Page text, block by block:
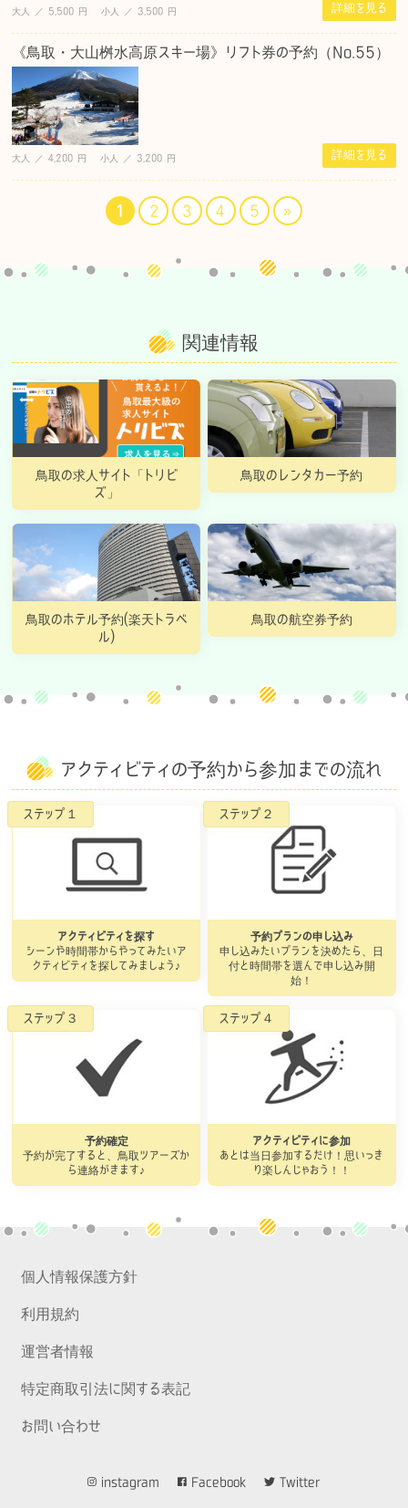
大人 ／ 5,500 円 小人 ／ 3,500 円 詳細を見る
《鳥取・大山桝水高原スキー場》リフト券の予約（No.55）
大人 ／ 4,200 円 小人 ／ 3,200 円 詳細を見る
1 2 3 4 5 »
関連情報
鳥取の求人サイト「トリビ
ズ」
鳥取のレンタカー予約
鳥取のホテル予約(楽天トラベ
ル)
鳥取の航空券予約
アクティビティの予約から参加までの流れ
アクティビティを探す
シーンや時間帯からやってみたいア
クティビティを探してみましょう♪
予約プランの申し込み
申し込みたいプランを決めたら、日
付と時間帯を選んで申し込み開
始！
予約確定
予約が完了すると、鳥取ツアーズか
ら連絡がきます♪
アクティビティに参加
あとは当日参加するだけ！思いっき
り楽しんじゃおう！！
個人情報保護方針
利用規約
運営者情報
特定商取引法に関する表記
お問い合わせ
instagram Facebook Twitter